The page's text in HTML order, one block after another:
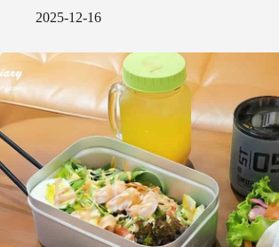
2025-12-16